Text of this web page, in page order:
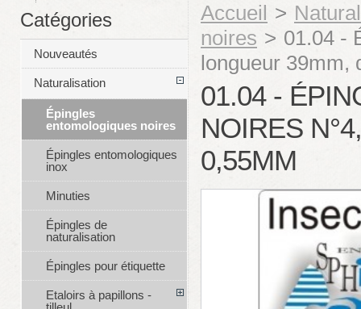
Accueil >
noires > 01.04 -
longueur 39mm,
01.04 -
NOIRES
0,55MM
Catégories
Nouveautés
Naturalisation
Épingles
entomologiques noires
Épingles entomologiques
inox
Minuties
Épingles de
naturalisation
Épingles pour étiquette
Etaloirs à papillons -